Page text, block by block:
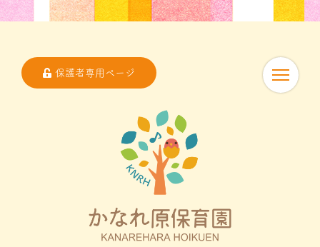
保護者専用ページ